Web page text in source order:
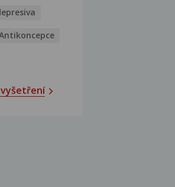
vyšetření